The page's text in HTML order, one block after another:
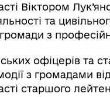
Віктором
та
з
офіцерів та
з громадами
старшого